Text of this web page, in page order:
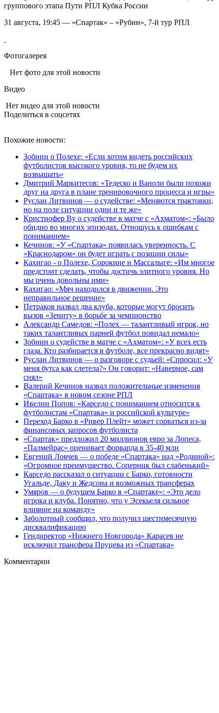
группового этапа Пути РПЛ Кубка России
31 августа, 19:45 — «Спартак» – «Рубин», 7-й тур РПЛ
Фотогалерея
Нет фото для этой новости
Видео
Нет видео для этой новости
Поделиться в соцсетях
Похожие новости:
Зобнин о Полехе: «Если хотим видеть российских
футболистов высокого уровня, то не будем их
возвышать»
Дмитрий Маркитесов: «Тедеско и Ваноли были похожи
друг на друга в плане тренировочного процесса и игры»
Руслан Литвинов — о судействе: «Меняются трактовки,
но на поле ситуации одни и те же»
Кристиофер Ву о судействе в матче с «Ахматом»: «Было
обидно во многих эпизодах. Отношусь к ошибкам с
пониманием»
Кечинов: «У «Спартака» появилась уверенность. С
«Краснодаром» он будет играть с позиции силы»
Кахигао - о Полехе, Сорокине и Массалыге: «Им многое
предстоит сделать, чтобы достичь элитного уровня. Но
мы очень довольны ими»
Кахигао: «Мяч находился в движении. Это
неправильное решение»
Петраков назвал два клуба, которые могут бросить
вызов «Зениту» в борьбе за чемпионство
Александр Самедов: «Полех — талантливый игрок, но
таких талантливых парней футбол повидал немало»
Зобнин о судействе в матче с «Ахматом»: «У всех есть
глаза. Кто разбирается в футболе, все прекрасно видят»
Руслан Литвинов — о разговоре с судьей: «Спросил: «У
меня бутса как слетела?» Он говорит: «Наверное, сам
снял»
Валерий Кечинов назвал положительные изменения
«Спартака» в новом сезоне РПЛ
Ивелин Попов: «Карседо с пониманием относится к
футболистам «Спартака» и российской культуре»
Переход Барко в «Ривер Плейт» может сорваться из‑за
финансовых запросов футболиста
«Спартак» предложил 20 миллионов евро за Лопеса,
«Палмейрас» оценивает форварда в 35-40 млн
Евгений Ловчев — о победе «Спартака» над «Родиной»:
«Огромное преимущество. Соперник был слабенький»
Карседо рассказал о ситуации с Барко, готовности
Угальде, Даку и Жедсона и возможных трансферах
Умяров — о будущем Барко в «Спартаке»: «Это дело
игрока и клуба. Понятно, что у Эсекьеля сильное
влияние на команду»
Заболотный сообщил, что получил шестимесячную
дисквалификацию
Гендиректор «Нижнего Новгорода» Карасев не
исключил трансфера Пруцева из «Спартака»
Комментарии